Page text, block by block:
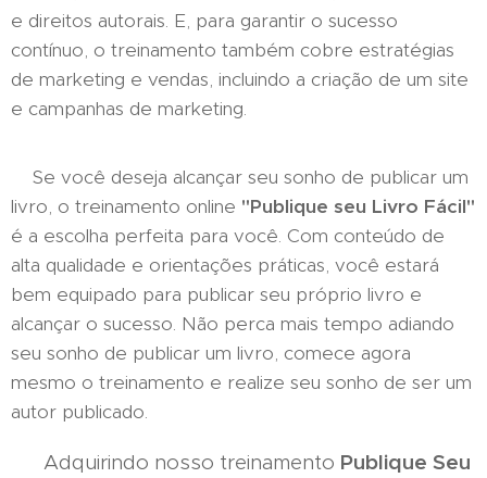
e direitos autorais. E, para garantir o sucesso
contínuo, o treinamento também cobre estratégias
de marketing e vendas, incluindo a criação de um site
e campanhas de marketing.
Se você deseja alcançar seu sonho de publicar um
livro, o treinamento online "Publique seu Livro Fácil"
é a escolha perfeita para você. Com conteúdo de
alta qualidade e orientações práticas, você estará
bem equipado para publicar seu próprio livro e
alcançar o sucesso. Não perca mais tempo adiando
seu sonho de publicar um livro, comece agora
mesmo o treinamento e realize seu sonho de ser um
autor publicado.
Adquirindo nosso treinamento Publique Seu